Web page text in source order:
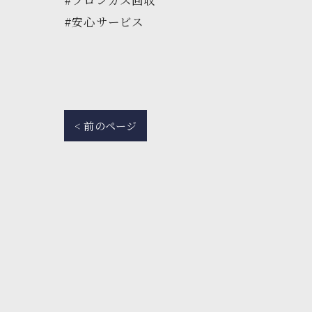
#安心サービス
< 前のページ